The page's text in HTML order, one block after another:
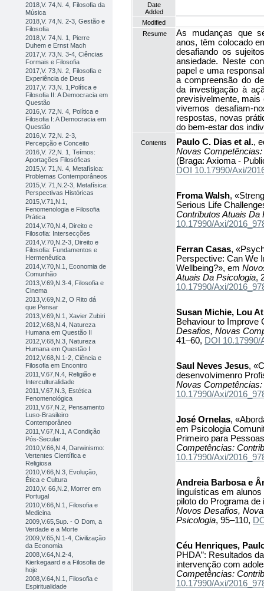
2018,V. 74,N. 4, Filosofia da
Música
2018,V. 74,N. 2-3, Gestão e
Filosofia
2018,V. 74,N. 1, Pierre
Duhem e Ernst Mach
2017,V. 73,N. 3-4, Ciências
Formais e Filosofia
2017,V. 73,N. 2, Filosofia e
Experiência de Deus
2017,V. 73,N. 1,Política e
Filosofia II: A Democracia em
Questão
2016,V. 72,N. 4, Política e
Filosofia I: A Democracia em
Questão
2016,V. 72,N. 2-3,
Percepção e Conceito
2016,V. 72,N. 1, Teímos:
Aportações Filosóficas
2015,V. 71,N. 4, Metafísica:
Problemas Contemporâneos
2015,V. 71,N.2-3, Metafísica:
Perspectivas Históricas
2015,V.71,N.1,
Fenomenologia e Filosofia
Prática
2014,V.70,N.4, Direito e
Filosofia: Intersecções
2014,V.70,N.2-3, Direito e
Filosofia: Fundamentos e
Hermenêutica
2014,V.70,N.1, Economia de
Comunhão
2013,V.69,N.3-4, Filosofia e
Cinema
2013,V.69,N.2, O Rito dá
que Pensar
2013,V.69,N.1, Xavier Zubiri
2012,V.68,N.4, Natureza
Humana em Questão II
2012,V.68,N.3, Natureza
Humana em Questão I
2012,V.68,N.1-2, Ciência e
Filosofia em Encontro
2011,V.67,N.4, Religião e
Interculturalidade
2011,V.67,N.3, Estética
Fenomenológica
2011,V.67,N.2, Pensamento
Luso-Brasileiro
Contemporâneo
2011,V.67,N.1, A Condição
Pós-Secular
2010,V.66,N.4, Darwinismo:
Vertentes Científica e
Religiosa
2010,V.66,N.3, Evolução,
Ética e Cultura
2010,V. 66,N.2, Morrer em
Portugal
2010,V.66,N.1, Filosofia e
Medicina
2009,V.65,Sup. - O Dom, a
Verdade e a Morte
2009,V.65,N.1-4, Civilização
da Economia
2008,V.64,N.2-4,
Kierkegaard e a Filosofia de
hoje
2008,V.64,N.1, Filosofia e
Espiritualidade
Date
Added
Modified
Resume
As mudanças que
anos, têm colocado
desafiando os
ansiedade. Neste
papel e uma
a compreensão do
da investigação à
previsivelmente,
vivemos desafiam-
respostas, novas
do bem-estar dos
Contents Paulo C. Dias et al.,
Novas
(Braga: Axioma -
DOI 10.17990/Axi/
Froma Walsh,
Serious Life
Contributos Atuais Da
10.17990/Axi/
Ferran Casas,
Perspective: Can We
Wellbeing?», em
Atuais Da Psicologia,
10.17990/Axi/
Susan Michie, Lou
Behaviour to Improve
Desafios, Novas
41–60, DOI 10.17990/
Saul Neves Jesus,
desenvolvimenro
Novas
10.17990/Axi/
José Ornelas,
em Psicologia
Primeiro para
Competências:
10.17990/Axi/
Andreia Barbosa e
linguísticas em
piloto do Programa de
Novos Desafios,
Psicologia, 95–110,
Céu Henriques,
PHDA”: Resultados
intervenção com
Competências:
10.17990/Axi/